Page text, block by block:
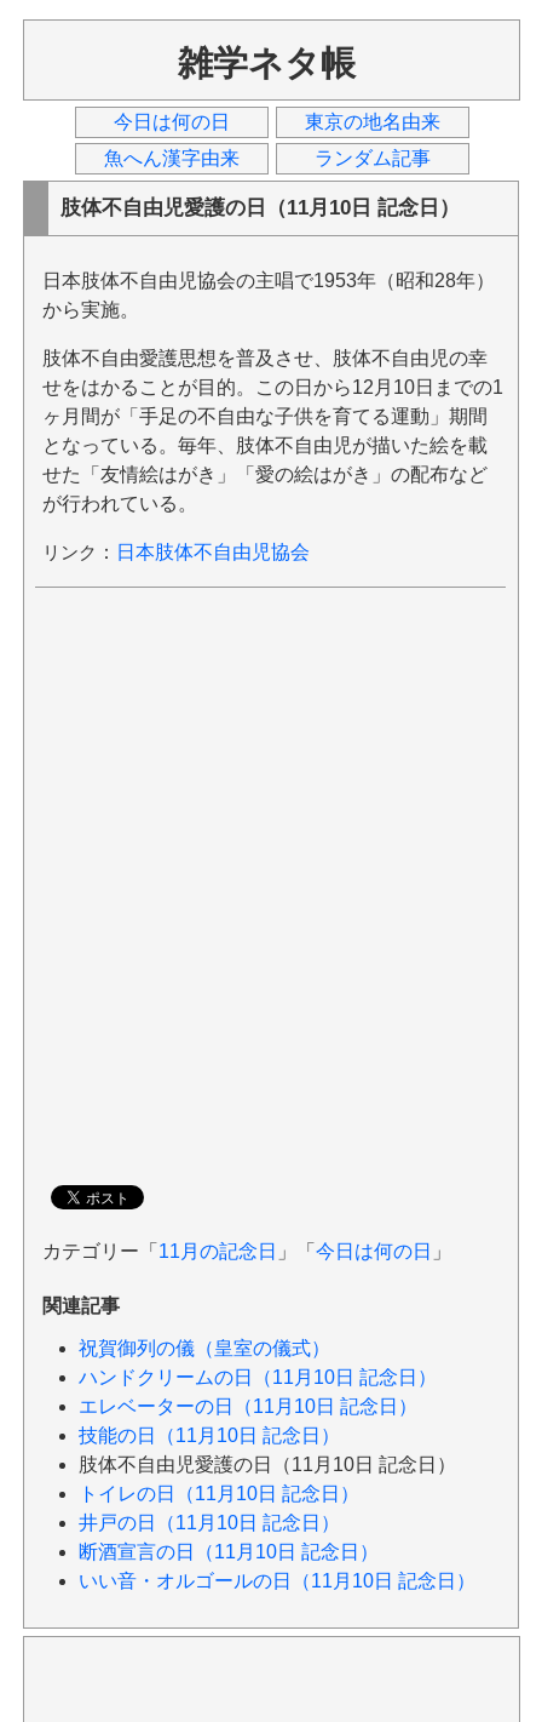
雑学ネタ帳
今日は何の日
東京の地名由来
魚へん漢字由来
ランダム記事
肢体不自由児愛護の日（11月10日 記念日）
日本肢体不自由児協会の主唱で1953年（昭和28年）
から実施。
肢体不自由愛護思想を普及させ、肢体不自由児の幸
せをはかることが目的。この日から12月10日までの1
ヶ月間が「手足の不自由な子供を育てる運動」期間
となっている。毎年、肢体不自由児が描いた絵を載
せた「友情絵はがき」「愛の絵はがき」の配布など
が行われている。
リンク ： 日本肢体不自由児協会
カテゴリー「 11月の記念日 」「 今日は何の日 」
関連記事
祝賀御列の儀（皇室の儀式）
ハンドクリームの日（11月10日 記念日）
エレベーターの日（11月10日 記念日）
技能の日（11月10日 記念日）
肢体不自由児愛護の日（11月10日 記念日）
トイレの日（11月10日 記念日）
井戸の日（11月10日 記念日）
断酒宣言の日（11月10日 記念日）
いい音・オルゴールの日（11月10日 記念日）